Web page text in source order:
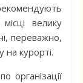
велику
переважно,
на курорті.
організації